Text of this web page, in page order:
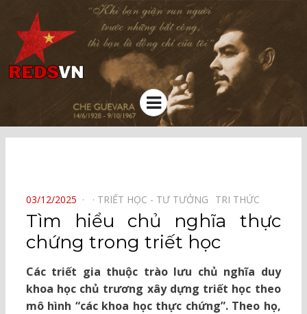
Kênh chia sẻ tri thức cộng đồng
Menu
POSTED
ON
03/12/2025 TRIẾT HỌC - TƯ TƯỞNG⠀ TRI THỨC⠀
Tìm hiểu chủ nghĩa thực
chứng trong triết học
Các triết gia thuộc trào lưu chủ nghĩa duy
khoa học chủ trương xây dựng triết học theo
mô hình “các khoa học thực chứng”. Theo họ,